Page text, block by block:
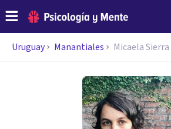
Uruguay Manantiales Micaela Sierra